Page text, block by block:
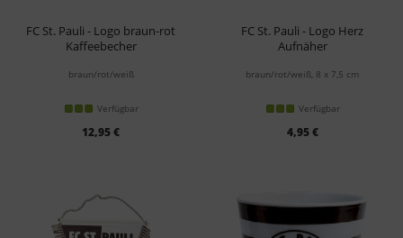
FC St. Pauli - Logo braun-rot
Kaffeebecher
braun/rot/weiß
Verfügbar
12,95 €
FC St. Pauli - Logo Herz
Aufnäher
braun/rot/weiß, 8 x 7,5 cm
Verfügbar
4,95 €